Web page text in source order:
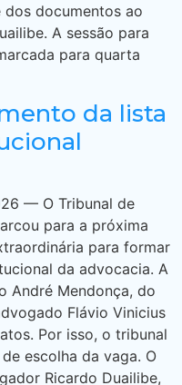
documentos ao
A sessão para
para quarta
da lista
— O Tribunal de
para a próxima
para formar
da advocacia. A
André Mendonça, do
Flávio Vinicius
Por isso, o tribunal
escolha da vaga. O
Ricardo Duailibe,